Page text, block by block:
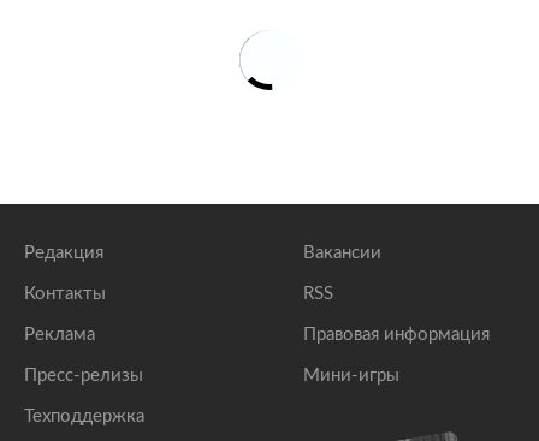
Редакция
Контакты
Реклама
Пресс-релизы
Техподдержка
Вакансии
RSS
Правовая информация
Мини-игры